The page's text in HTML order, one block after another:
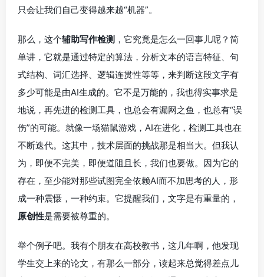
只会让我们自己变得越来越“机器”。
那么，这个辅助写作检测 ，它究竟是怎么一回事儿呢？简
单讲，它就是通过特定的算法，分析文本的语言特征、句
式结构、词汇选择、逻辑连贯性等等，来判断这段文字有
多少可能是由AI生成的。它不是万能的，我也得实事求是
地说，再先进的检测工具，也总会有漏网之鱼，也总有“误
伤”的可能。就像一场猫鼠游戏，AI在进化，检测工具也在
不断迭代。这其中，技术层面的挑战那是相当大。但我认
为，即便不完美，即便道阻且长，我们也要做。因为它的
存在，至少能对那些试图完全依赖AI而不加思考的人，形
成一种震慑，一种约束。它提醒我们，文字是有重量的，
原创性是需要被尊重的。
举个例子吧。我有个朋友在高校教书，这几年啊，他发现
学生交上来的论文，有那么一部分，读起来总觉得差点儿